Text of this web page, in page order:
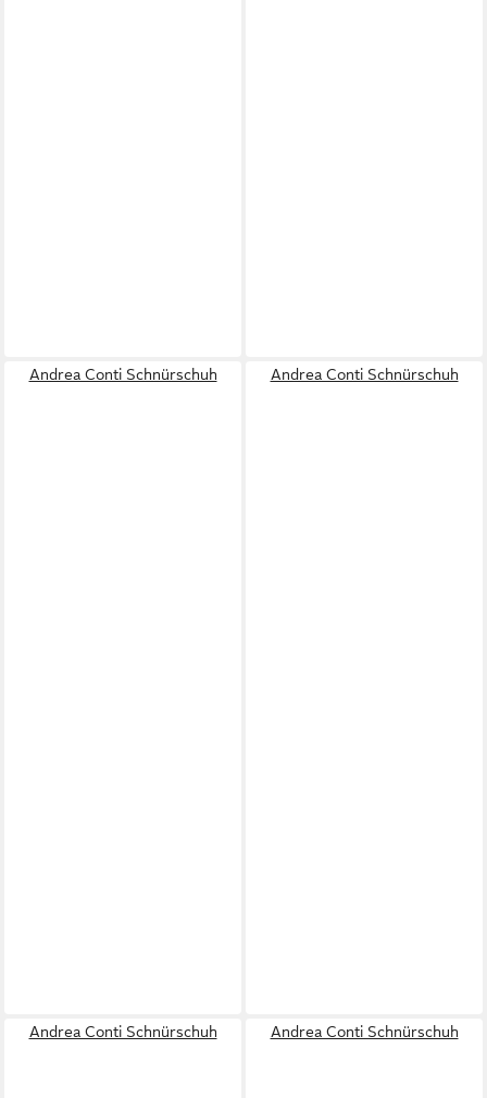
Andrea Conti Schnürschuh Andrea Conti Schnürschuh
Andrea Conti Schnürschuh Andrea Conti Schnürschuh